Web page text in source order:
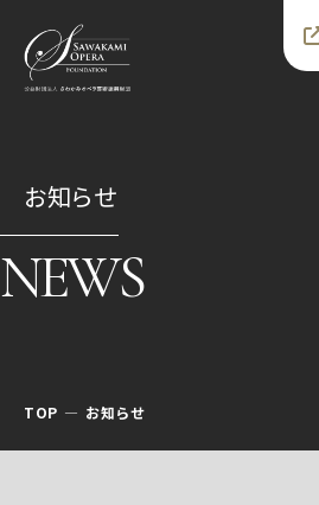
お知らせ
NEWS
TOP お知らせ